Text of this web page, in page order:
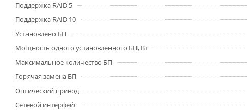
Поддержка RAID 5
Поддержка RAID 10
Установлено БП
Мощность одного установленного БП, Вт
Максимальное количество БП
Горячая замена БП
Оптический привод
Сетевой интерфейс